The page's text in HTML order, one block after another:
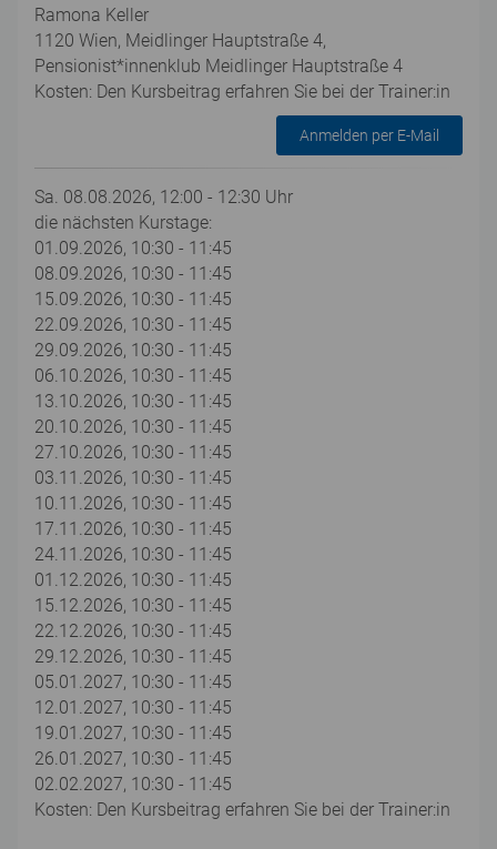
Ramona Keller
1120 Wien, Meidlinger Hauptstraße 4,
Pensionist*innenklub Meidlinger Hauptstraße 4
Kosten: Den Kursbeitrag erfahren Sie bei der Trainer:in
Anmelden per E-Mail
Sa. 08.08.2026, 12:00 - 12:30 Uhr
die nächsten Kurstage:
01.09.2026, 10:30 - 11:45
08.09.2026, 10:30 - 11:45
15.09.2026, 10:30 - 11:45
22.09.2026, 10:30 - 11:45
29.09.2026, 10:30 - 11:45
06.10.2026, 10:30 - 11:45
13.10.2026, 10:30 - 11:45
20.10.2026, 10:30 - 11:45
27.10.2026, 10:30 - 11:45
03.11.2026, 10:30 - 11:45
10.11.2026, 10:30 - 11:45
17.11.2026, 10:30 - 11:45
24.11.2026, 10:30 - 11:45
01.12.2026, 10:30 - 11:45
15.12.2026, 10:30 - 11:45
22.12.2026, 10:30 - 11:45
29.12.2026, 10:30 - 11:45
05.01.2027, 10:30 - 11:45
12.01.2027, 10:30 - 11:45
19.01.2027, 10:30 - 11:45
26.01.2027, 10:30 - 11:45
02.02.2027, 10:30 - 11:45
Kosten: Den Kursbeitrag erfahren Sie bei der Trainer:in